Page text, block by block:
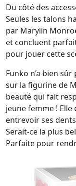
Du côté des
Seules les talons
par Marylin
et concluent
pour jouer cette
Funko n’a bien
sur la figurine de
beauté qui fait
jeune femme !
entrevoir ses
Serait-ce la plus
Parfaite pour